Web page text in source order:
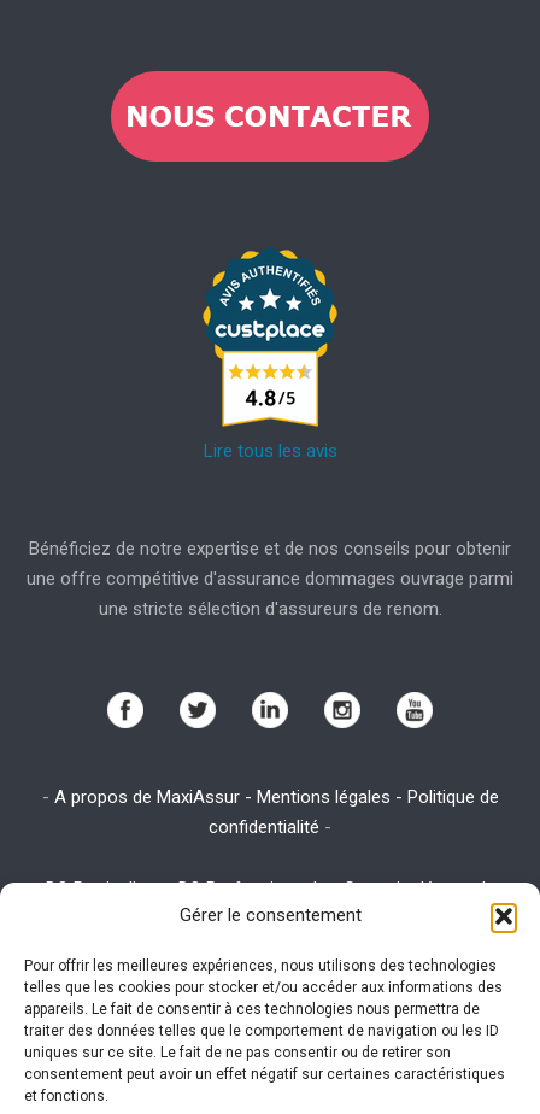
Gérer le consentement
Pour offrir les meilleures expériences, nous utilisons des technologies
telles que les cookies pour stocker et/ou accéder aux informations des
appareils. Le fait de consentir à ces technologies nous permettra de
traiter des données telles que le comportement de navigation ou les ID
uniques sur ce site. Le fait de ne pas consentir ou de retirer son
consentement peut avoir un effet négatif sur certaines caractéristiques
et fonctions.
Lire tous les avis
Bénéficiez de notre expertise et de nos conseils pour obtenir
une offre compétitive d'assurance dommages ouvrage parmi
une stricte sélection d'assureurs de renom.
- A propos de MaxiAssur - Mentions légales - Politique de
confidentialité -
-DO Particuliers-DO Professionnels-Garantie décennale-
Assurance emprunteur-Assurance habitation
Assurance RC
Ce site utilise des cookies. Visitez la pageutilisation des
cookiesexpliquant la politique des cookies pour plus